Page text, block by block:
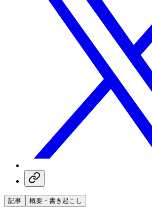
記事 概要・書き起こし